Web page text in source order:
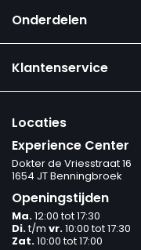
Onderdelen
Klantenservice
Locaties
Experience Center
Dokter de Vriesstraat 16
1654 JT Benningbroek
Openingstijden
Ma.12:00 tot 17:30
Di.t/m vr.10:00 tot 17:30
Zat.10:00 tot 17:00